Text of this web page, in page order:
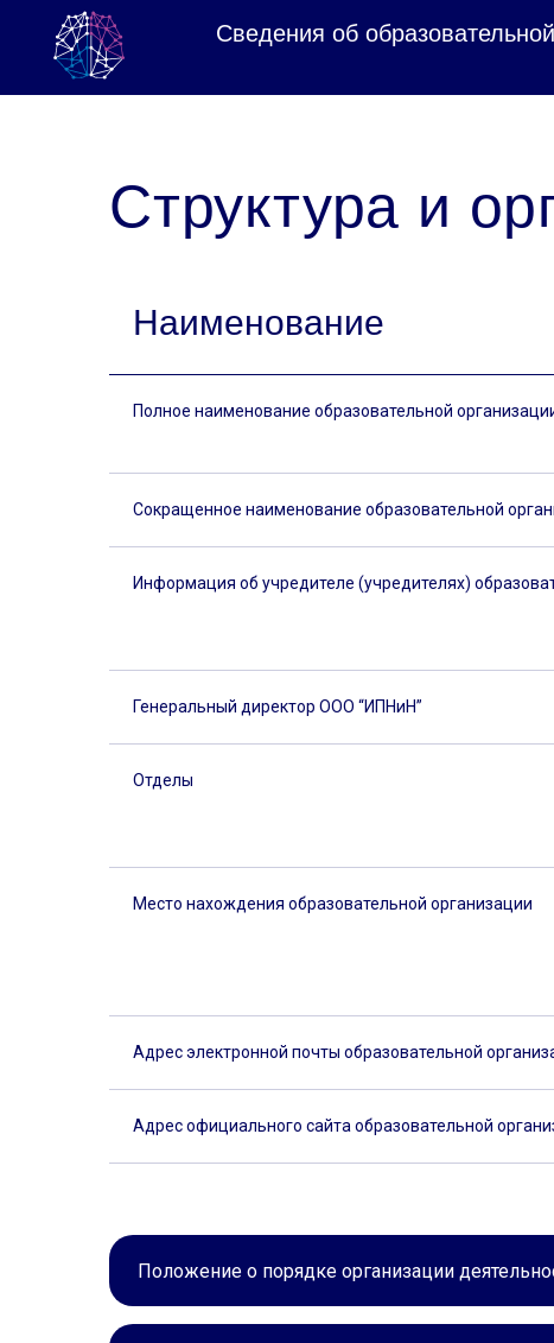
Сведения об
Структура и
Наименование
Полное наименование образовательной
Сокращенное наименование образовательной
Информация об учредителе (учредителях)
Генеральный директор ООО “ИПНиН”
Отделы
Место нахождения образовательной организации
Адрес электронной почты образовательной
Адрес официального сайта образовательной
Положение о порядке организации